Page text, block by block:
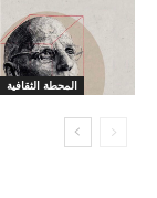
المحطة الثقافية